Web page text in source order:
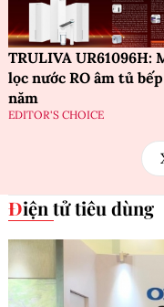
TRULIVA UR61096H:
lọc nước RO âm tủ
năm
EDITOR'S CHOICE
Điện tử tiêu dùng